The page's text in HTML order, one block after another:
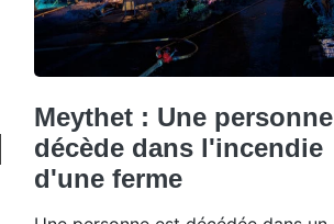
Meythet : Une personne
décède dans l'incendie
d'une ferme